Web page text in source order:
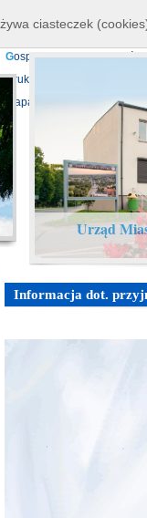
P
rojekty europejskie
Gospodarka
D ruki do pobrania
Mapa serwisu
Urząd
Informacja dot.
ciasteczek